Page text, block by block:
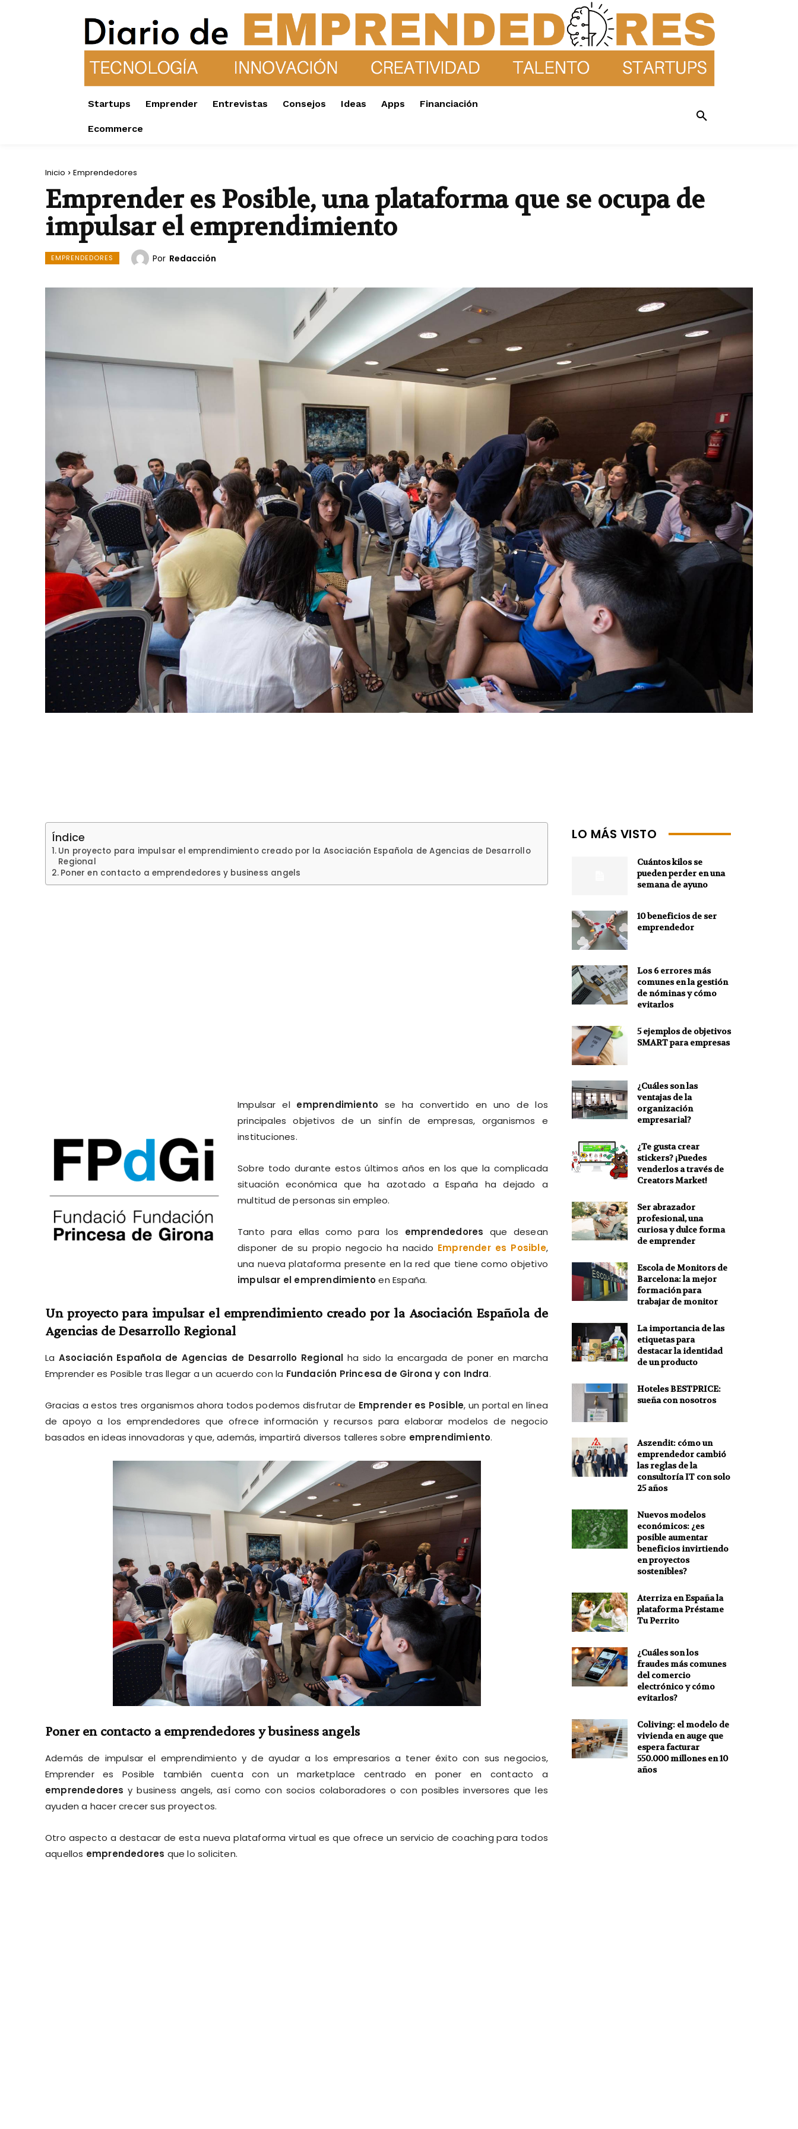
Startups Emprender Entrevistas Consejos Ideas Apps Financiación
Ecommerce
Inicio Emprendedores
Emprender es Posible, una plataforma que se ocupa de
impulsar el emprendimiento
EMPRENDEDORES Por Redacción
Índice
Un proyecto para impulsar el emprendimiento creado por la Asociación Española de Agencias de Desarrollo
Regional
Poner en contacto a emprendedores y business angels
Impulsar el emprendimiento se ha convertido en uno de los
principales objetivos de un sinfín de empresas, organismos e
instituciones.
Sobre todo durante estos últimos años en los que la complicada
situación económica que ha azotado a España ha dejado a
multitud de personas sin empleo.
Tanto para ellas como para los emprendedores que desean
disponer de su propio negocio ha nacido Emprender es Posible,
una nueva plataforma presente en la red que tiene como objetivo
impulsar el emprendimientoen España.
Un proyecto para impulsar el emprendimiento creado porla Asociación Española de
Agencias de Desarrollo Regional
La Asociación Española de Agencias de Desarrollo Regional ha sido la encargada de poner en marcha
Emprender es Posible tras llegar a un acuerdo con la Fundación Princesa de Girona y con Indra.
Gracias a estos tres organismos ahora todos podemos disfrutar de Emprender es Posible, un portal en línea
de apoyo a los emprendedores que ofrece información y recursos para elaborar modelos de negocio
basados en ideas innovadoras y que, además, impartirá diversos talleres sobre emprendimiento.
Poner en contacto a emprendedores y business angels
Además de impulsar el emprendimiento y de ayudar a los empresarios a tener éxito con sus negocios,
Emprender es Posible también cuenta con un marketplace centrado en poner en contacto a
emprendedores y business angels, así como con socios colaboradores o con posibles inversores que les
ayuden a hacer crecer sus proyectos.
Otro aspecto a destacar de esta nueva plataforma virtual es que ofrece un servicio de coaching para todos
aquellos emprendedores que lo soliciten.
LO MÁS VISTO
Cuántos kilos se
pueden perder en una
semana de ayuno
10 beneficios de ser
emprendedor
Los 6 errores más
comunes en la gestión
de nóminas y cómo
evitarlos
5 ejemplos de objetivos
SMART para empresas
¿Cuáles son las
ventajas de la
organización
empresarial?
¿Te gusta crear
stickers? ¡Puedes
venderlos a través de
Creators Market!
Ser abrazador
profesional, una
curiosa y dulce forma
de emprender
Escola de Monitors de
Barcelona: la mejor
formación para
trabajar de monitor
La importancia de las
etiquetas para
destacar la identidad
de un producto
Hoteles BESTPRICE:
sueña con nosotros
Aszendit: cómo un
emprendedor cambió
las reglas de la
consultoría IT con solo
25 años
Nuevos modelos
económicos: ¿es
posible aumentar
beneficios invirtiendo
en proyectos
sostenibles?
Aterriza en España la
plataforma Préstame
Tu Perrito
¿Cuáles son los
fraudes más comunes
del comercio
electrónico y cómo
evitarlos?
Coliving: el modelo de
vivienda en auge que
espera facturar
550.000 millones en 10
años